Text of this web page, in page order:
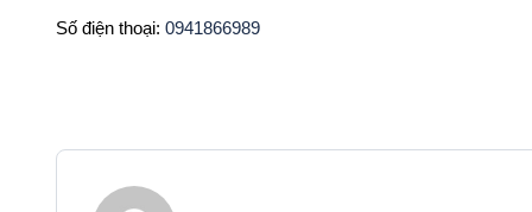
Số điện thoại: 0941866989